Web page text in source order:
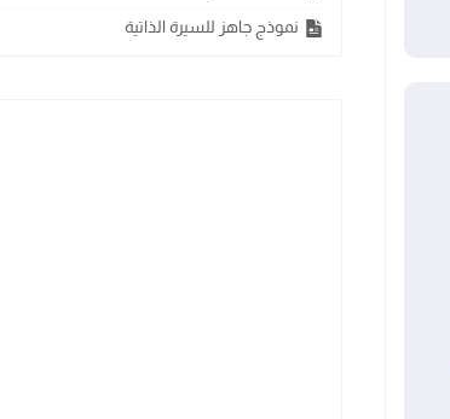
نموذج جاهز للسيرة الذاتية